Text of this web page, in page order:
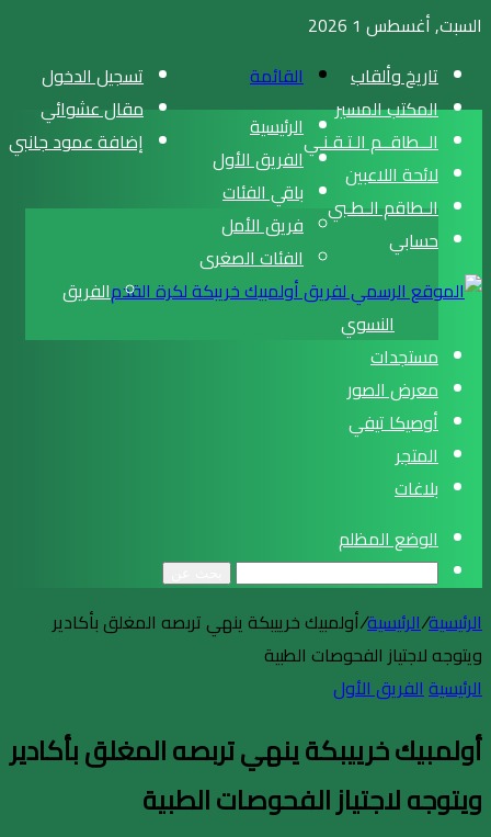
السبت, أغسطس 1 2026
تاريخ وألقاب
المكتب المسير
الــطاقــم الـتـقـنـي
لائحة اللاعبين
الـطاقم الـطـبي
حسابي
تسجيل الدخول
مقال عشوائي
إضافة عمود جانبي
القائمة
الرئيسية
الفريق الأول
باقي الفئات
فريق الأمل
الفئات الصغرى
الفريق
النسوي
مستجدات
معرض الصور
أوصيكا تيفي
المتجر
بلاغات
الوضع المظلم
الرئيسية/الرئيسية/أولمبيك خرييبكة ينهي تربصه المغلق بأكادير
ويتوجه لاجتياز الفحوصات الطبية
الرئيسيةالفريق الأول
أولمبيك خرييبكة ينهي تربصه المغلق بأكادير
ويتوجه لاجتياز الفحوصات الطبية